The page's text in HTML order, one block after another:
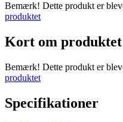
Bemærk! Dette produkt er
produktet
Kort om produktet
Bemærk! Dette produkt er
produktet
Specifikationer